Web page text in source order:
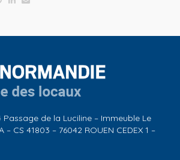
Passage de la Luciline – Immeuble Le
CS 41803 – 76042 ROUEN CEDEX 1 –